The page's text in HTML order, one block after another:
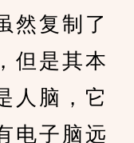
然复制了
但是其本
人脑，它
电子脑远